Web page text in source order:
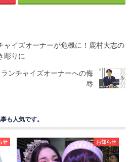
ャイズオーナーが危機に！鹿村大志の
彫りに
ンチャイズオーナーへの侮
辱
も人気です。
せ お知らせ